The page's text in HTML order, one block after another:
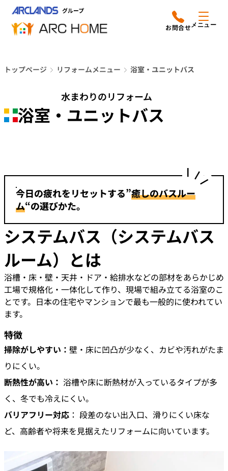
ッ
アークホームについて
施工事例
店舗案内
オーナー向け会員サービス
よくあるご質問
サイトマップ
採用情報はこちら
メニュー
営業時間は
平日9時から18時までと
電話をかける
トップページ リフォームメニュー 浴室・ユニットバス
水まわりのリフォーム
浴室・ユニットバス
今日の疲れをリセットする”癒しのバスルー
ム“の選びかた。
システムバス（システムバス
ルーム）とは
浴槽・床・壁・天井・ドア・給排水などの部材をあらかじめ
工場で規格化・一体化して作り、現場で組み立てる浴室のこ
とです。日本の住宅やマンションで最も一般的に使われてい
ます。
特徴
掃除がしやすい： 壁・床に凹凸が少なく、カビや汚れがたま
りにくい。
断熱性が高い： 浴槽や床に断熱材が入っているタイプが多
く、冬でも冷えにくい。
バリアフリー対応 ： 段差のない出入口、滑りにくい床な
ど、高齢者や将来を見据えたリフォームに向いています。